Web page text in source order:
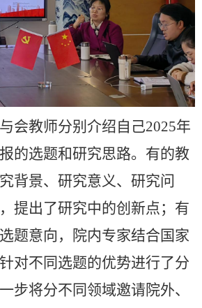
会教师分别介绍自己2025年
的选题和研究思路。有的教
背景、研究意义、研究问
提出了研究中的创新点；有
题意向，院内专家结合国家
对不同选题的优势进行了分
步将分不同领域邀请院外、